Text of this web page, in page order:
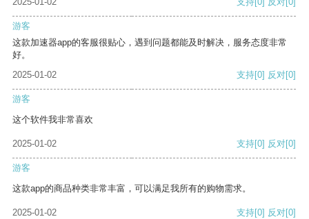
游客
这款加速器app的客服很贴心，遇到问题都能及时解决，服务态度非常
好。
2025-01-02
支持[0] 反对[0]
游客
这个软件我非常喜欢
2025-01-02 支持[0] 反对[0]
游客
这款app的商品种类非常丰富，可以满足我所有的购物需求。
2025-01-02 支持[0] 反对[0]